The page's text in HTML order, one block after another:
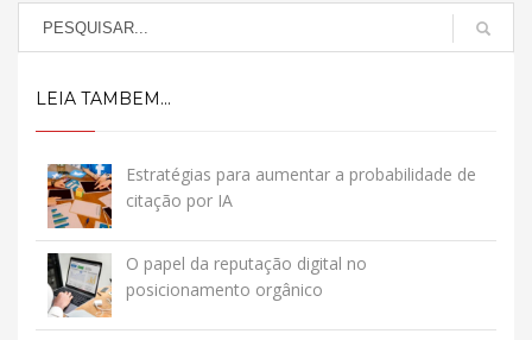
LEIA TAMBEM...
Estratégias para aumentar a probabilidade de
citação por IA
O papel da reputação digital no
posicionamento orgânico